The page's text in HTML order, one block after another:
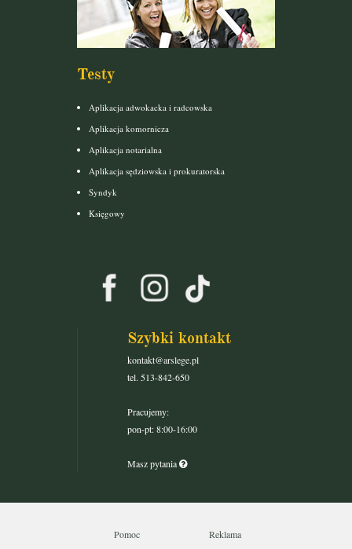
Testy
Aplikacja adwokacka i radcowska
Aplikacja komornicza
Aplikacja notarialna
Aplikacja sędziowska i prokuratorska
Syndyk
Księgowy
Szybki kontakt
kontakt@arslege.pl
tel. 513-842-650
Pracujemy:
pon-pt: 8:00-16:00
Masz pytania
Pomoc Reklama